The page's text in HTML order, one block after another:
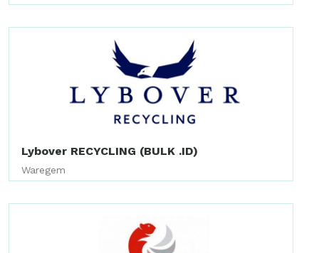
Lybover RECYCLING (BULK .ID)
Waregem